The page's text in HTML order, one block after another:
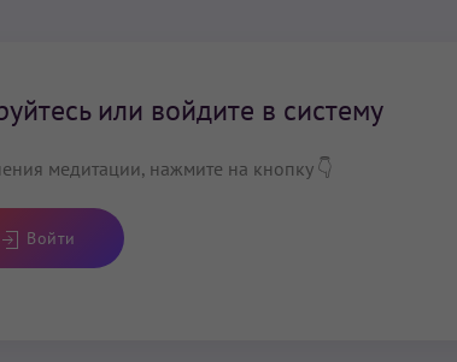
или войдите в систему
медитации, нажмите на кнопку 👇
Войти